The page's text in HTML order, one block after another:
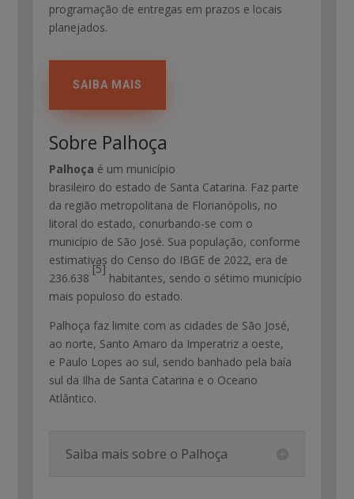
programação de entregas em prazos e locais
planejados.
SAIBA MAIS
Sobre Palhoça
Palhoça é um município
brasileiro do estado de Santa Catarina. Faz parte
da região metropolitana de Florianópolis, no
litoral do estado, conurbando-se com o
município de São José. Sua população, conforme
estimativas do Censo do IBGE de 2022, era de
236.638
[5]
habitantes, sendo o sétimo município
mais populoso do estado.
Palhoça faz limite com as cidades de São José,
ao norte, Santo Amaro da Imperatriz a oeste,
e Paulo Lopes ao sul, sendo banhado pela baía
sul da Ilha de Santa Catarina e o Oceano
Atlântico.
Saiba mais sobre o Palhoça